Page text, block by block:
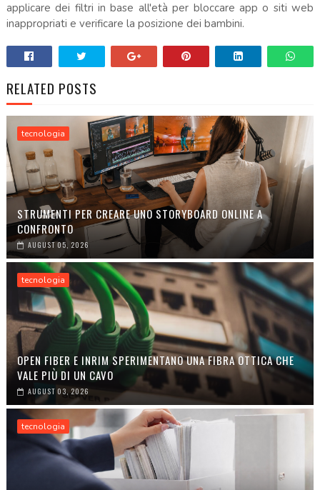
applicare dei filtri in base all'età per bloccare app o siti web
inappropriati e verificare la posizione dei bambini.
RELATED POSTS
tecnologia
STRUMENTI PER CREARE UNO STORYBOARD ONLINE A
CONFRONTO
AUGUST 05, 2026
tecnologia
OPEN FIBER E INRIM SPERIMENTANO UNA FIBRA OTTICA CHE
VALE PIÙ DI UN CAVO
AUGUST 03, 2026
tecnologia